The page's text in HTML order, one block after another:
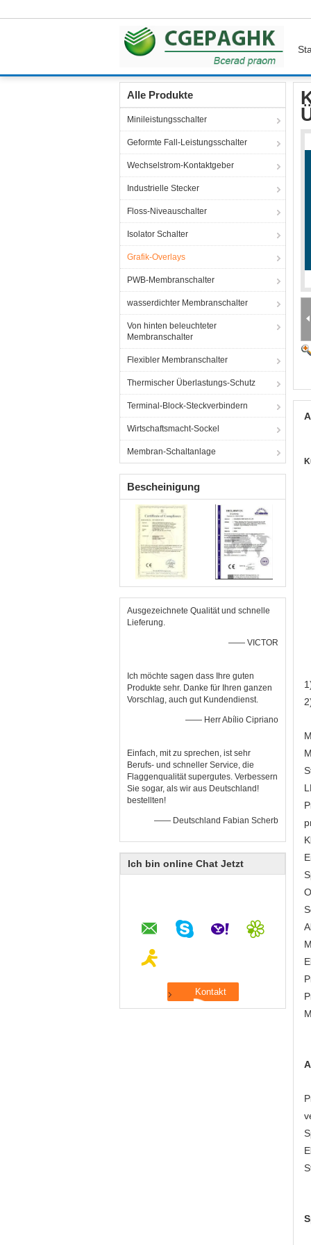
Alle Produkte
Minileistungsschalter
Geformte Fall-Leistungsschalter
Wechselstrom-Kontaktgeber
Industrielle Stecker
Floss-Niveauschalter
Isolator Schalter
Grafik-Overlays
PWB-Membranschalter
wasserdichter Membranschalter
Von hinten beleuchteter
Membranschalter
Flexibler Membranschalter
Thermischer Überlastungs-Schutz
Terminal-Block-Steckverbindern
Wirtschaftsmacht-Sockel
Membran-Schaltanlage
Bescheinigung
Ausgezeichnete Qualität und schnelle
Lieferung.
—— VICTOR
Ich möchte sagen dass Ihre guten
Produkte sehr. Danke für Ihren ganzen
Vorschlag, auch gut Kundendienst.
—— Herr Abílio Cipriano
Einfach, mit zu sprechen, ist sehr
Berufs- und schneller Service, die
Flaggenqualität supergutes. Verbessern
Sie sogar, als wir aus Deutschland!
bestellten!
—— Deutschland Fabian Scherb
Ich bin online Chat Jetzt